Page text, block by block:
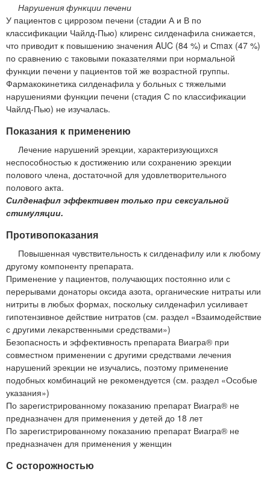
Нарушения функции печени
У пациентов с циррозом печени (стадии А и В по
классификации Чайлд-Пью) клиренс силденафила снижается,
что приводит к повышению значения AUC (84 %) и Сmax (47 %)
по сравнению с таковыми показателями при нормальной
функции печени у пациентов той же возрастной группы.
Фармакокинетика силденафила у больных с тяжелыми
нарушениями функции печени (стадия С по классификации
Чайлд-Пью) не изучалась.
Показания к применению
Лечение нарушений эрекции, характеризующихся
неспособностью к достижению или сохранению эрекции
полового члена, достаточной для удовлетворительного
полового акта.
Силденафил эффективен только при сексуальной
стимуляции.
Противопоказания
Повышенная чувствительность к силденафилу или к любому
другому компоненту препарата.
Применение у пациентов, получающих постоянно или с
перерывами донаторы оксида азота, органические нитраты или
нитриты в любых формах, поскольку силденафил усиливает
гипотензивное действие нитратов (см. раздел «Взаимодействие
с другими лекарственными средствами»)
Безопасность и эффективность препарата Виагра® при
совместном применении с другими средствами лечения
нарушений эрекции не изучались, поэтому применение
подобных комбинаций не рекомендуется (см. раздел «Особые
указания»)
По зарегистрированному показанию препарат Виагра® не
предназначен для применения у детей до 18 лет
По зарегистрированному показанию препарат Виагра® не
предназначен для применения у женщин
С осторожностью